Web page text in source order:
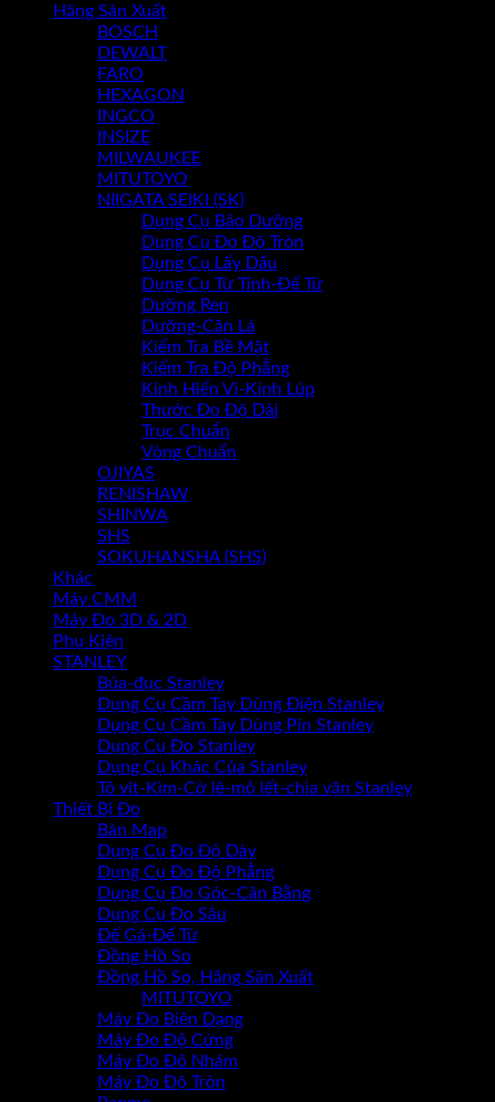
Chưa có sản phẩm trong giỏ hàng.
Hãng Sản Xuất
BOSCH
DEWALT
FARO
HEXAGON
INGCO
INSIZE
MILWAUKEE
MITUTOYO
NIIGATA SEIKI (SK)
Dụng Cụ Bảo Dưỡng
Dụng Cụ Đo Độ Tròn
Dụng Cụ Lấy Dấu
Dụng Cụ Từ Tính-Đế Từ
Dưỡng Ren
Dưỡng-Căn Lá
Kiểm Tra Bề Mặt
Kiểm Tra Độ Phẳng
Kính Hiển Vi-Kính Lúp
Thước Đo Độ Dài
Trục Chuẩn
Vòng Chuẩn
OJIYAS
RENISHAW
SHINWA
SHS
SOKUHANSHA (SHS)
Khác
Máy CMM
Máy Đo 3D & 2D
Phụ Kiện
STANLEY
Búa-đục Stanley
Dụng Cụ Cầm Tay Dùng Điện Stanley
Dụng Cụ Cầm Tay Dùng Pin Stanley
Dụng Cụ Đo Stanley
Dụng Cụ Khác Của Stanley
Tô vit-Kìm-Cờ lê-mỏ lết-chìa vặn Stanley
Thiết Bị Đo
Bàn Map
Dụng Cụ Đo Độ Dày
Dụng Cụ Đo Độ Phẳng
Dụng Cụ Đo Góc-Cân Bằng
Dụng Cụ Đo Sâu
Đế Gá-Đế Từ
Đồng Hồ So
Đồng Hồ So, Hãng Sản Xuất
MITUTOYO
Máy Đo Biên Dạng
Máy Đo Độ Cứng
Máy Đo Đô Nhám
Máy Đo Độ Tròn